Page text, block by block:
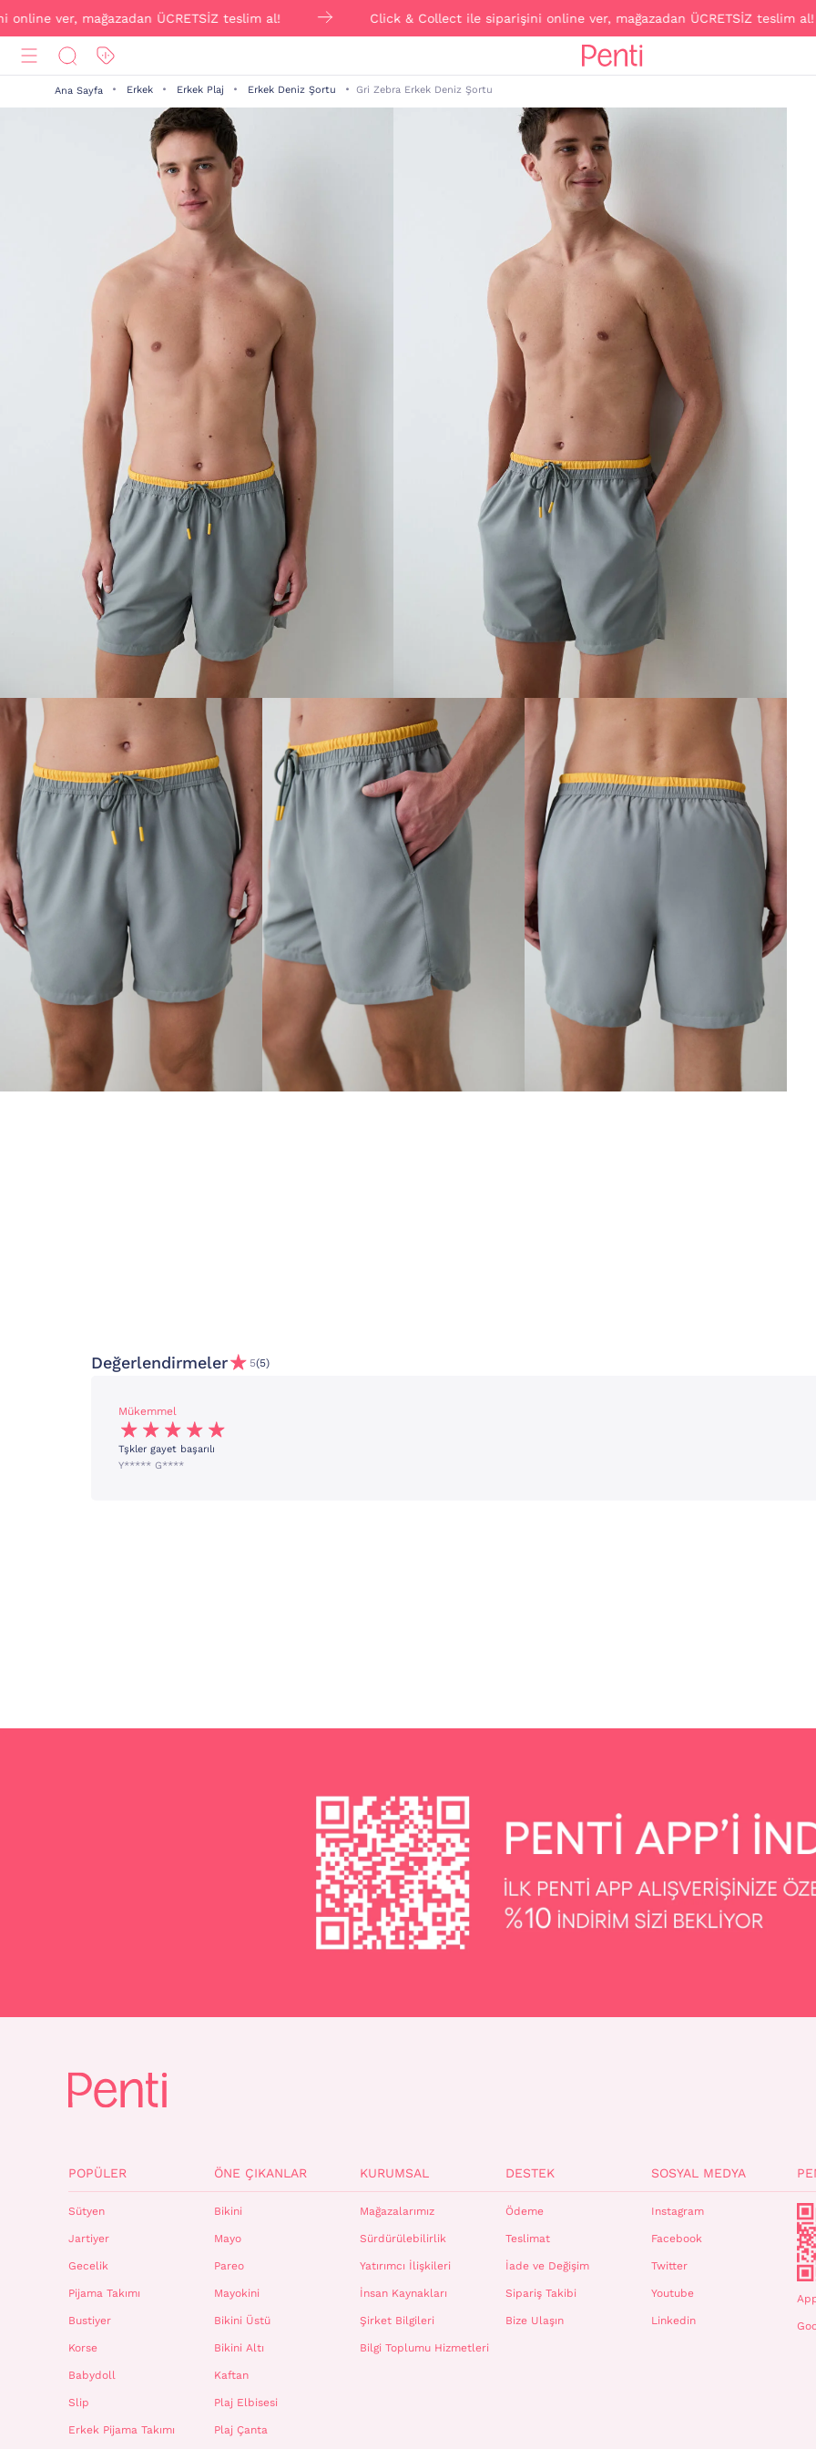
ver, mağazadan ÜCRETSİZ teslim al! Click & Collect ile siparişini online ver, mağazadan ÜCRETSİZ teslim al!
Ana Sayfa Erkek Erkek Plaj Erkek Deniz Şortu Gri Zebra Erkek Deniz Şortu
Değerlendirmeler 5(5)
Mükemmel
Tşkler gayet başarılı
Y***** G****
POPÜLER
Sütyen
Jartiyer
Gecelik
Pijama Takımı
Bustiyer
Korse
Babydoll
Slip
Erkek Pijama Takımı
ÖNE ÇIKANLAR
Bikini
Mayo
Pareo
Mayokini
Bikini Üstü
Bikini Altı
Kaftan
Plaj Elbisesi
Plaj Çanta
KURUMSAL
Mağazalarımız
Sürdürülebilirlik
Yatırımcı İlişkileri
İnsan Kaynakları
Şirket Bilgileri
Bilgi Toplumu Hizmetleri
DESTEK
Ödeme
Teslimat
İade ve Değişim
Sipariş Takibi
Bize Ulaşın
SOSYAL MEDYA
Instagram
Facebook
Twitter
Youtube
Linkedin